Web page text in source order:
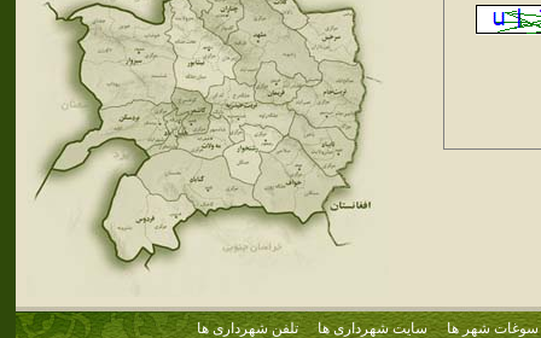
سوغات شهر ها سایت شهرداری ها تلفن شهرداری ها